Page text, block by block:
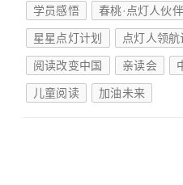
学员感悟 春桃·点灯人伙
星星点灯计划 点灯人领航
阅读改变中国 亲读会
儿童阅读 加油未来